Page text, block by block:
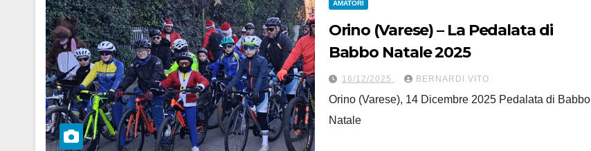
AMATORI
Orino (Varese) – La Pedalata di
Babbo Natale 2025
16/12/2025 BERNARDI VITO
Orino (Varese), 14 Dicembre 2025 Pedalata di Babbo
Natale